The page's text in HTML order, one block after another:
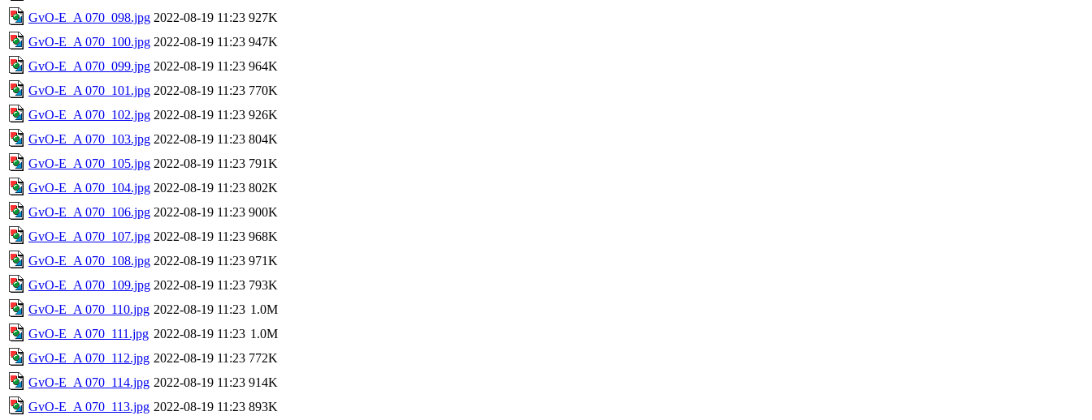
GvO-E_A 070_098.jpg 2022-08-19 11:23 927K
GvO-E_A 070_100.jpg 2022-08-19 11:23 947K
GvO-E_A 070_099.jpg 2022-08-19 11:23 964K
GvO-E_A 070_101.jpg 2022-08-19 11:23 770K
GvO-E_A 070_102.jpg 2022-08-19 11:23 926K
GvO-E_A 070_103.jpg 2022-08-19 11:23 804K
GvO-E_A 070_105.jpg 2022-08-19 11:23 791K
GvO-E_A 070_104.jpg 2022-08-19 11:23 802K
GvO-E_A 070_106.jpg 2022-08-19 11:23 900K
GvO-E_A 070_107.jpg 2022-08-19 11:23 968K
GvO-E_A 070_108.jpg 2022-08-19 11:23 971K
GvO-E_A 070_109.jpg 2022-08-19 11:23 793K
GvO-E_A 070_110.jpg 2022-08-19 11:23 1.0M
GvO-E_A 070_111.jpg 2022-08-19 11:23 1.0M
GvO-E_A 070_112.jpg 2022-08-19 11:23 772K
GvO-E_A 070_114.jpg 2022-08-19 11:23 914K
GvO-E_A 070_113.jpg 2022-08-19 11:23 893K